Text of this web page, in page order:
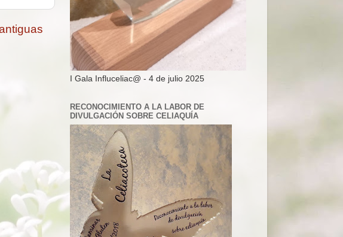
I Gala Influceliac@ - 4 de julio 2025
RECONOCIMIENTO A LA LABOR DE
DIVULGACIÓN SOBRE CELIAQUÍA